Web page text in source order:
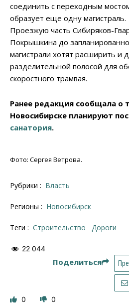
соединить с переходным
образует еще одну магистраль.
Проезжую часть Сибиряков-
Покрышкина до
магистрали хотят расширить и
разделительной полосой для
скоростного трамвая.
Ранее редакция сообщала о
Новосибирске планируют
санатория.
Фото: Сергея Ветрова.
Рубрики : Власть
Регионы : Новосибирск
Теги : строительство дороги
22 044
Поделиться
0 0